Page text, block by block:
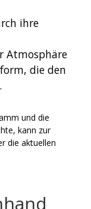
ihre
Atmosphäre
die den
und die
kann zur
die aktuellen